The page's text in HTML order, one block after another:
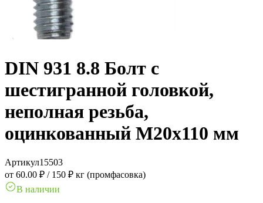
DIN 931 8.8 Болт с
шестигранной головкой,
неполная резьба,
оцинкованный M20x110 мм
Артикул15503
от 60.00 ₽ / 150 ₽ кг (промфасовка)
В наличии